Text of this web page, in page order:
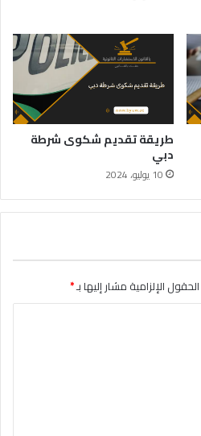
طريقة تقديم شكوى شرطة
دبي
10 يوليو، 2024
الحقول الإلزامية مشار إليها بـ*